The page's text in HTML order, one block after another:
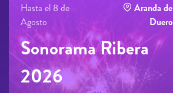
Hasta el 8 de
Agosto
Aranda de
Duero
Sonorama Ribera
2026